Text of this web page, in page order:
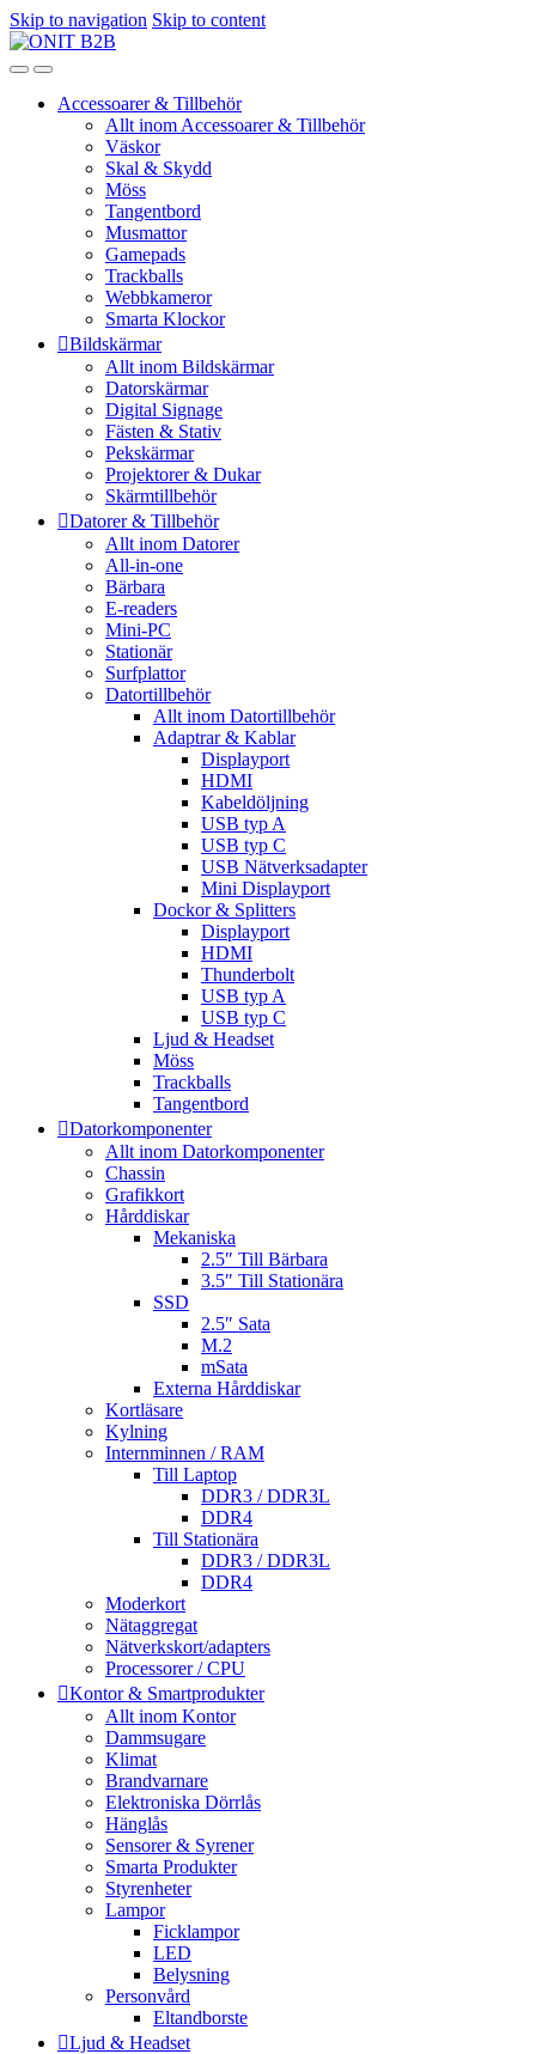
Skip to navigation Skip to content
Accessoarer & Tillbehör
Allt inom Accessoarer & Tillbehör
Väskor
Skal & Skydd
Möss
Tangentbord
Musmattor
Gamepads
Trackballs
Webbkameror
Smarta Klockor
Bildskärmar
Allt inom Bildskärmar
Datorskärmar
Digital Signage
Fästen & Stativ
Pekskärmar
Projektorer & Dukar
Skärmtillbehör
Datorer & Tillbehör
Allt inom Datorer
All-in-one
Bärbara
E-readers
Mini-PC
Stationär
Surfplattor
Datortillbehör
Allt inom Datortillbehör
Adaptrar & Kablar
Displayport
HDMI
Kabeldöljning
USB typ A
USB typ C
USB Nätverksadapter
Mini Displayport
Dockor & Splitters
Displayport
HDMI
Thunderbolt
USB typ A
USB typ C
Ljud & Headset
Möss
Trackballs
Tangentbord
Datorkomponenter
Allt inom Datorkomponenter
Chassin
Grafikkort
Hårddiskar
Mekaniska
2.5″ Till Bärbara
3.5″ Till Stationära
SSD
2.5″ Sata
M.2
mSata
Externa Hårddiskar
Kortläsare
Kylning
Internminnen / RAM
Till Laptop
DDR3 / DDR3L
DDR4
Till Stationära
DDR3 / DDR3L
DDR4
Moderkort
Nätaggregat
Nätverkskort/adapters
Processorer / CPU
Kontor & Smartprodukter
Allt inom Kontor
Dammsugare
Klimat
Brandvarnare
Elektroniska Dörrlås
Hänglås
Sensorer & Syrener
Smarta Produkter
Styrenheter
Lampor
Ficklampor
LED
Belysning
Personvård
Eltandborste
Ljud & Headset